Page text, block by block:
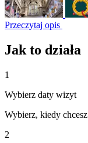
Przeczytaj opis
Jak to działa
1
Wybierz daty wizyt
Wybierz, kiedy
2